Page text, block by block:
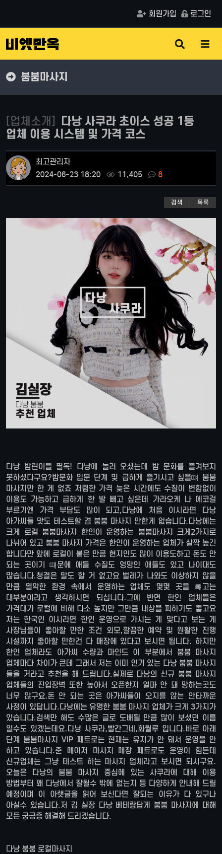
회원가입 로그인
검
색
버
메
버
붐붐마사지
[업체소개] 다낭 사쿠라 초이스 성공 1등
업체 이용 시스템 및 가격 코스
최고관리자
2024-06-23 18:20
11,405 8
검색 목록
다낭 밤린이들 필독! 다낭에 놀러 오셨는데 밤 문화를 즐겨보지
못하셨다구요?밤문화 입문 단계 및 급하게 즐기시고 싶을떄 붐붐
마사지만 한 게 없죠 저렴한 가격 늦은 시간에도 수질이 변함없이
이용도 가능하고 급하게 한 발 빼고 싶은데 가라오케 나 에코걸
부르기엔 가격 부담도 많이 되고,다낭에 처음 이시라면 다낭
아가씨들 맛도 테스트할 겸 붐붐 마사지 만한게 없습니다.다낭에는
크게 로컬 붐붐마사지 한인이 운영하는 붐붐마사지 크게2가지로
나뉘어 있고 붐붐 마사지 가격은 한인이 운영하는 업체가 살짝 높긴
합니다만 앞에 로컬이 붙은 만큼 현지인도 많이 이용도하고 돈도 안
되는 곳이기 떄문에 애들 수질도 엉망인 애들도 있고 나이대도
많습니다.청결은 말도 할 거 없고요 벌레가 나와도 이상하지 않을
만큼 열악한 환경 속에서 운영하는 업체도 몇몇 곳을 뺴고는
대부분이라고 생각하시면 되십니다.그에 반면 한인 업체들은
가격대가 로컬에 비해 다소 높지만 그만큼 내상을 피하기도 좋고요
저는 한국인 이시라면 한인 운영으로 가시는 게 맞다고 보는 게
사장님들이 좋아할 만한 조건 외모,깔끔한 예약 및 원활한 진행
시설까지 좋아할 만한건 다 매장에 있다고 보시면 됩니다. 하지만
한인 업체라도 아가씨 수량과 마인드 이 부분에서 붐붐 마사지
업체마다 차이가 큰데 그래서 저는 이미 인기 있는 다낭 붐붐 마사지
들을 거라고 추천을 해 드립니다.실제로 다낭의 신규 붐붐 마사지
업체들의 진입장벽 또한 높아서 오픈한지 얼마 안 돼 망하는곳도
너무 많구요.돈 안 되는 곳은 아가씨들이 오지를 않는 안타까운
사정이 있답니다.다낭에는 유명한 붐붐 마사지 업체가 크게 3가지가
있습니다.검색만 해도 수많은 글로 도배될 만큼 많이 보셨던 이름
일수도 있겠는데요.다낭 사쿠라,빨간그네,화월루 입니다.바로 아래
단계 붐붐마사지 VIP 페트로는 현재는 유지가 안 돼서 운영을 안
하고 있습니다.준 메이저 마사지 매장 페트로도 운영이 힘든데
신규업체는 그냥 테스트 하는 마사지 업체라고 보시면 되시구요.
오늘은 다낭의 붐붐 마사지 중심에 있는 사쿠라에 대해 이용
방법부터 왜 다낭에서 잘될수 밖에 없는지 등 다양하게 안내해 드릴
예정이며 이 아랫글을 읽어 보신다면 잘되는 이유가 다 있구나
아실수 있습니다.저 김 실장 다낭 베테랑답게 붐붐 마사지에 대해
모든 궁금증 해결해 드리겠습니다.
다낭 붐붐 로컬마사지